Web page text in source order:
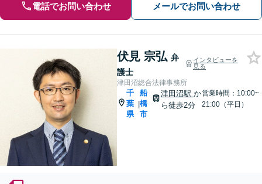
電話でお問い合わせ メールでお問い合わせ
伏見 宗弘 弁
護士
インタビューを
見る
津田沼総合法律事務所
千
葉
県
|
船
橋
市
津田沼駅 か
ら徒歩2分
営業時間：10:00~
21:00（平日）